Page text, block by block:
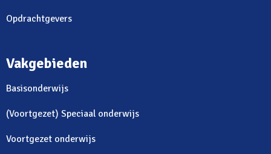
Opdrachtgevers
Vakgebieden
Basisonderwijs
(Voortgezet) Speciaal onderwijs
Voortgezet onderwijs